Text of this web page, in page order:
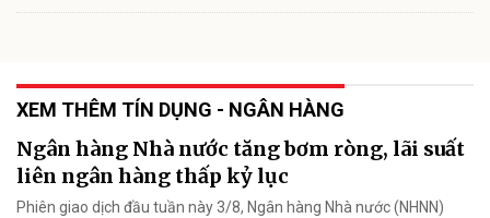
XEM THÊM TÍN DỤNG - NGÂN HÀNG
Ngân hàng Nhà nước tăng bơm ròng, lãi suất
liên ngân hàng thấp kỷ lục
Phiên giao dịch đầu tuần này 3/8, Ngân hàng Nhà nước (NHNN)